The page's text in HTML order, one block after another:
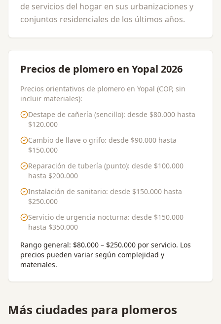
de servicios del hogar en sus urbanizaciones y
conjuntos residenciales de los últimos años.
Precios de plomero en Yopal 2026
Precios orientativos de plomero en Yopal (COP, sin
incluir materiales):
Destape de cañería (sencillo): desde $80.000 hasta
$120.000
Cambio de llave o grifo: desde $90.000 hasta
$150.000
Reparación de tubería (punto): desde $100.000
hasta $200.000
Instalación de sanitario: desde $150.000 hasta
$250.000
Servicio de urgencia nocturna: desde $150.000
hasta $350.000
Rango general: $80.000 – $250.000 por servicio. Los
precios pueden variar según complejidad y
materiales.
Más ciudades para plomeros